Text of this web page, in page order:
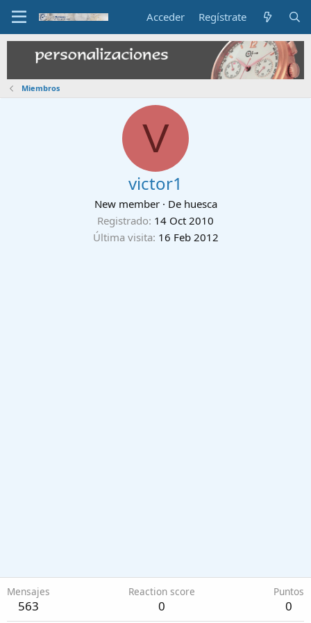
Acceder Regístrate
Miembros
V
victor1
New member · De huesca
Registrado 14 Oct 2010
Última visita 16 Feb 2012
Mensajes
563
Reaction score
0
Puntos
0